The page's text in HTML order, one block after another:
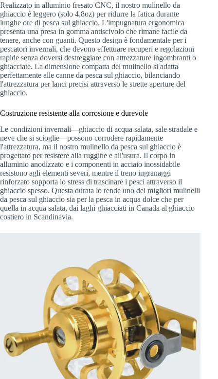
Realizzato in alluminio fresato CNC, il nostro mulinello da
ghiaccio è leggero (solo 4,8oz) per ridurre la fatica durante
lunghe ore di pesca sul ghiaccio. L'impugnatura ergonomica
presenta una presa in gomma antiscivolo che rimane facile da
tenere, anche con guanti. Questo design è fondamentale per i
pescatori invernali, che devono effettuare recuperi e regolazioni
rapide senza doversi destreggiare con attrezzature ingombranti o
ghiacciate. La dimensione compatta del mulinello si adatta
perfettamente alle canne da pesca sul ghiaccio, bilanciando
l'attrezzatura per lanci precisi attraverso le strette aperture del
ghiaccio.
Costruzione resistente alla corrosione e durevole
Le condizioni invernali—ghiaccio di acqua salata, sale stradale e
neve che si scioglie—possono corrodere rapidamente
l'attrezzatura, ma il nostro mulinello da pesca sul ghiaccio è
progettato per resistere alla ruggine e all'usura. Il corpo in
alluminio anodizzato e i componenti in acciaio inossidabile
resistono agli elementi severi, mentre il treno ingranaggi
rinforzato sopporta lo stress di trascinare i pesci attraverso il
ghiaccio spesso. Questa durata lo rende uno dei migliori mulinelli
da pesca sul ghiaccio sia per la pesca in acqua dolce che per
quella in acqua salata, dai laghi ghiacciati in Canada al ghiaccio
costiero in Scandinavia.